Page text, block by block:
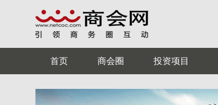
首页 商会圈 投资项目